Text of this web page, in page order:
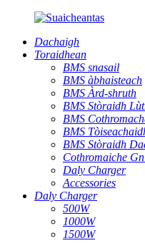
Dachaigh
Toraidhean
BMS snasail
BMS àbhaisteach
BMS Àrd-shruth
BMS Stòraidh
BMS
BMS
BMS Stòraidh
Cothromaiche
Daly Charger
Accessories
Daly Charger
500W
1000W
1500W